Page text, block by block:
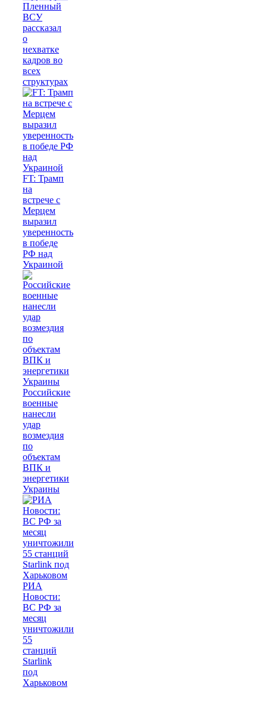
Пленный
ВСУ
рассказал
о
нехватке
кадров во
всех
структурах
FT: Трамп
на
встрече с
Мерцем
выразил
уверенность
в победе
РФ над
Украиной
Российские
военные
нанесли
удар
возмездия
по
объектам
ВПК и
энергетики
Украины
РИА
Новости:
ВС РФ за
месяц
уничтожили
55
станций
Starlink
под
Харьковом